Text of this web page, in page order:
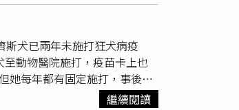
於智者，希望人與人的關係
關貼文刪除，並重新發文致
因經驗不足與思慮不周，造
，同時向炸雞店老闆Jimmy道
生勇於面對並負責的態度，未
到場調解後，園方先支付當
面文件與家屬認知不符，雙
時強調營運正常，並稱該體
就診紀錄顯示，女童已接種
但園方處理方式讓人不安，因
雖有「安全提示」與「須遵從
犬已兩年未施打狂犬病疫
動物醫院施打，疫苗卡上也
她每年都有固定施打，事後向
。事件曝光後，引來超過萬名
繼續閱讀